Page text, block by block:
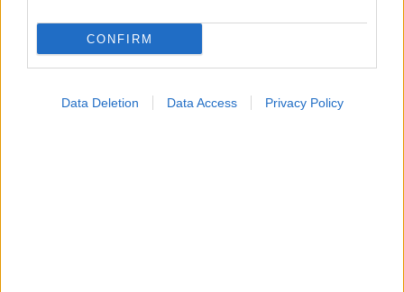
CONFIRM
Data Deletion Data Access Privacy Policy